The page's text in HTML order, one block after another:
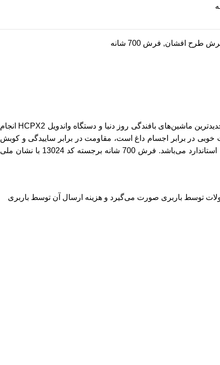
طرح افشان, فرش 700 شانه
به‌وسیله جدیدترین ماشین‌های بافندگی روز دنیا و دستگاه واندویل HCPX2 انجام
دارای مقاومت خوبی در برابر اجسام داغ است، مقاومت در برابر ساییدگی و کوبش
دارد و طول عمر آن بسیار بالا می‌باشد. فرش نگین مشهد هلال طرح افشان کد 13025 دارای رنگ‌بندی کرم، فیلی، آبی کاربنی و سایزهای استاندارد می‌باشد. فرش 700 شانه برجسته کد 13024 با نشان ملی
شرکت 7 روز کاری و در صورت عدم موجودی 4 هفته می‌باشد. ارسال محصولات توسط باربری صورت می‌گیرد و هزینه ارسال آن توسط باربری